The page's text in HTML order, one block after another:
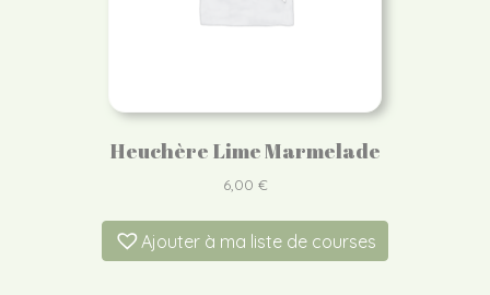
Heuchère Lime Marmelade
6,00 €
Ajouter à ma liste de courses